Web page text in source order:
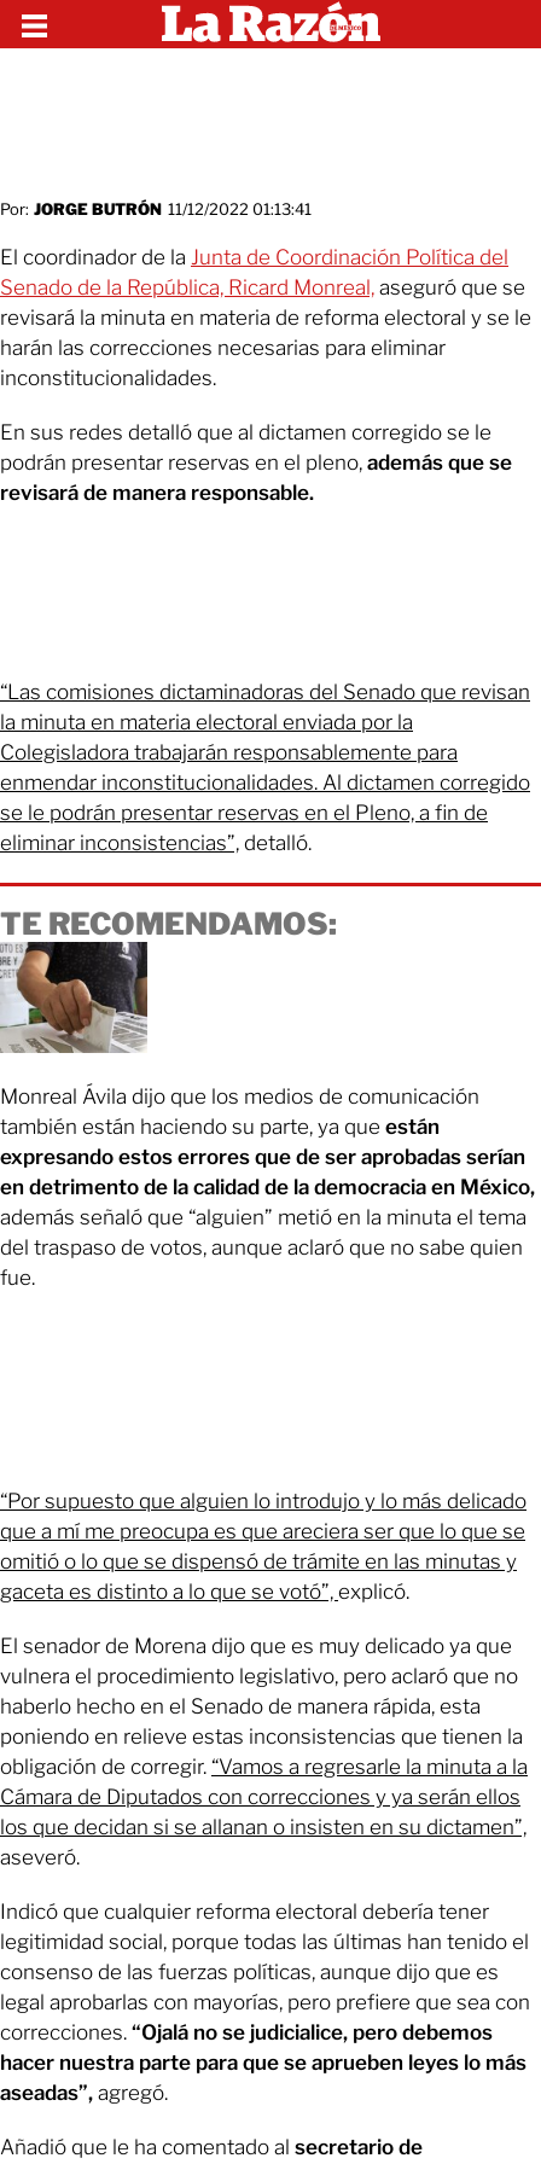
Por: JORGE BUTRÓN 11/12/2022 01:13:41
El coordinador de la Junta de Coordinación Política del
Senado de la República, Ricard Monreal, aseguró que se
revisará la minuta en materia de reforma electoral y se le
harán las correcciones necesarias para eliminar
inconstitucionalidades.
En sus redes detalló que al dictamen corregido se le
podrán presentar reservas en el pleno, además que se
revisará de manera responsable.
“Las comisiones dictaminadoras del Senado que revisan
la minuta en materia electoral enviada por la
Colegisladora trabajarán responsablemente para
enmendar inconstitucionalidades. Al dictamen corregido
se le podrán presentar reservas en el Pleno, a fin de
eliminar inconsistencias”, detalló.
TE RECOMENDAMOS:
Monreal Ávila dijo que los medios de comunicación
también están haciendo su parte, ya que están
expresando estos errores que de ser aprobadas serían
en detrimento de la calidad de la democracia en México,
además señaló que “alguien” metió en la minuta el tema
del traspaso de votos, aunque aclaró que no sabe quien
fue.
“Por supuesto que alguien lo introdujo y lo más delicado
que a mí me preocupa es que areciera ser que lo que se
omitió o lo que se dispensó de trámite en las minutas y
gaceta es distinto a lo que se votó”, explicó.
El senador de Morena dijo que es muy delicado ya que
vulnera el procedimiento legislativo, pero aclaró que no
haberlo hecho en el Senado de manera rápida, esta
poniendo en relieve estas inconsistencias que tienen la
obligación de corregir. “Vamos a regresarle la minuta a la
Cámara de Diputados con correcciones y ya serán ellos
los que decidan si se allanan o insisten en su dictamen”,
aseveró.
Indicó que cualquier reforma electoral debería tener
legitimidad social, porque todas las últimas han tenido el
consenso de las fuerzas políticas, aunque dijo que es
legal aprobarlas con mayorías, pero prefiere que sea con
correcciones. “Ojalá no se judicialice, pero debemos
hacer nuestra parte para que se aprueben leyes lo más
aseadas”, agregó.
Añadió que le ha comentado al secretario de